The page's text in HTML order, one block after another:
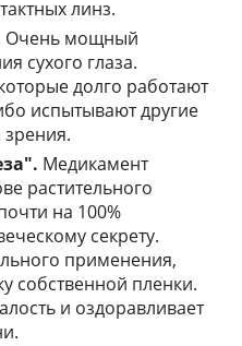
линз.
Очень мощный
сухого глаза.
долго работают
испытывают другие
зрения.
Медикамент
растительного
на 100%
секрету.
применения,
собственной пленки.
и оздоравливает